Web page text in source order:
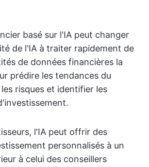
basé sur l'IA peut changer
de l'IA à traiter rapidement de
de données financières la
prédire les tendances du
risques et identifier les
l'IA peut offrir des
personnalisés à un
à celui des conseillers